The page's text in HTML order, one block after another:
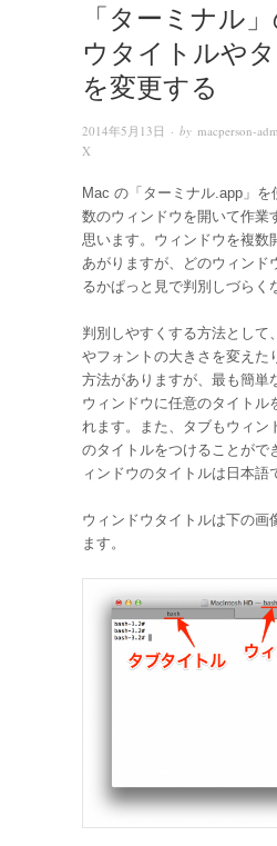
「ターミナル
ウタイトルや
を変更する
2014年5月13日 · by macperson-
X
Mac の「ターミナル.app」を
数のウィンドウを開いて作業
思います。ウィンドウを複数
あがりますが、どのウィンド
るかぱっと見で判別しづらく
判別しやすくする方法として
やフォントの大きさを変えた
方法がありますが、最も簡単
ウィンドウに任意のタイトル
れます。また、タブもウィン
のタイトルをつけることがで
ィンドウのタイトルは日本語
ウィンドウタイトルは下の画
ます。